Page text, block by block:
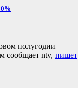
полугодии
сообщает ntv, пишет